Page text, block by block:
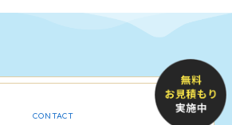
CONTACT